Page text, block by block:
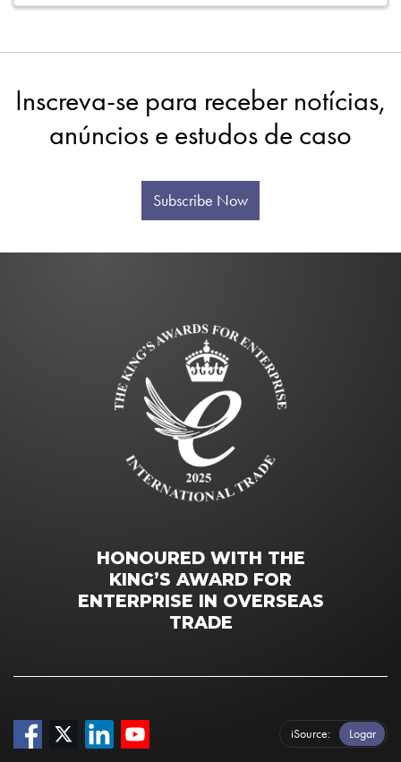
Inscreva-se para receber notícias,
anúncios e estudos de caso
Subscribe Now
HONOURED WITH THE
KING’S AWARD FOR
ENTERPRISE IN OVERSEAS
TRADE
iSource Logar